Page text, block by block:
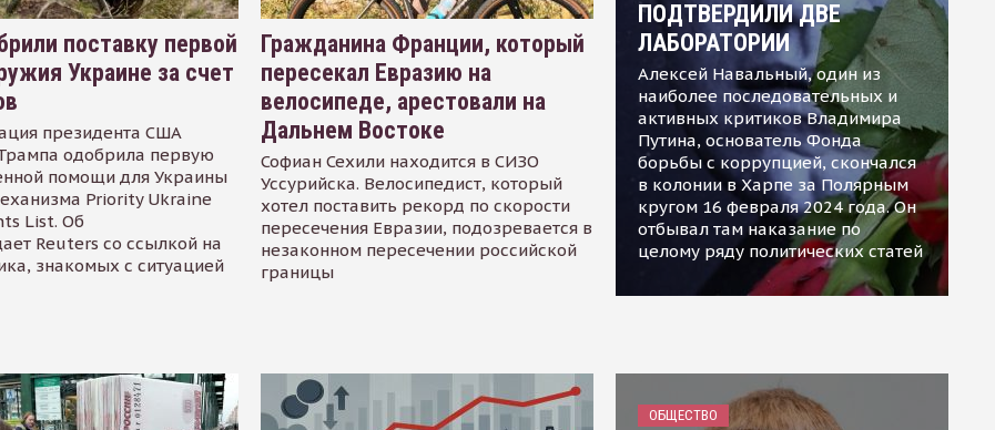
поставку первой
Украине за счет
президента США
одобрила первую
помощи для Украины
Priority Ukraine
List. Об
Reuters со ссылкой на
знакомых с ситуацией
Гражданина Франции, который
пересекал Евразию на
велосипеде, арестовали на
Дальнем Востоке
Софиан Сехили находится в СИЗО
Уссурийска. Велосипедист, который
хотел поставить рекорд по скорости
пересечения Евразии, подозревается в
незаконном пересечении российской
границы
ПОДТВЕРДИЛИ ДВЕ
ЛАБОРАТОРИИ
Алексей Навальный, один из
наиболее последовательных и
активных критиков Владимира
Путина, основатель Фонда
борьбы с коррупцией, скончался
в колонии в Харпе за Полярным
кругом 16 февраля 2024 года. Он
отбывал там наказание по
целому ряду политических статей
ОБЩЕСТВО